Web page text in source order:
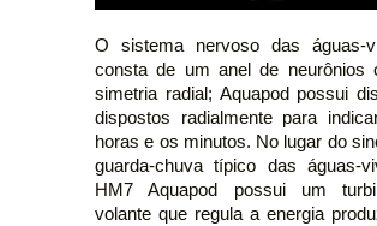
O sistema nervoso das águas-
consta de um anel de neurônios
simetria radial; Aquapod possui
dispostos radialmente para
horas e os minutos. No lugar do
guarda-chuva típico das águas-
HM7 Aquapod possui um
volante que regula a energia